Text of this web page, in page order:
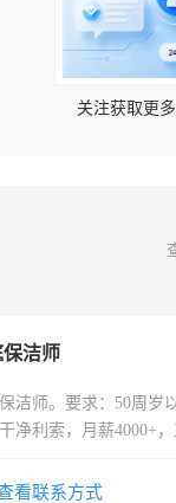
关注获取更
保洁师
洁师。要求：50周岁
净利索，月薪4000+
。
看联系方式